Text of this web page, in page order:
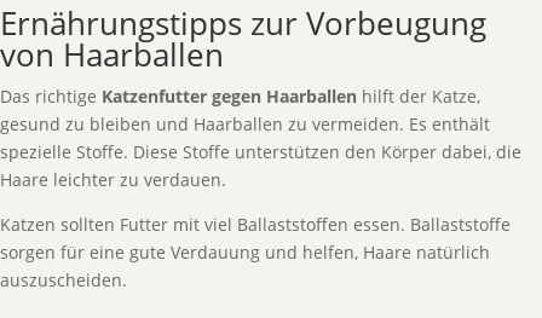
Ernährungstipps zur Vorbeugung
von Haarballen
Das richtige Katzenfutter gegen Haarballen hilft der Katze,
gesund zu bleiben und Haarballen zu vermeiden. Es enthält
spezielle Stoffe. Diese Stoffe unterstützen den Körper dabei, die
Haare leichter zu verdauen.
Katzen sollten Futter mit viel Ballaststoffen essen. Ballaststoffe
sorgen für eine gute Verdauung und helfen, Haare natürlich
auszuscheiden.